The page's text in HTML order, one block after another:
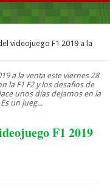
videojuego F1 2019 a la
a la venta este viernes 28
la F1 F2 y los desafios de
unos días dejamos en la
un jueg...
F1 2019